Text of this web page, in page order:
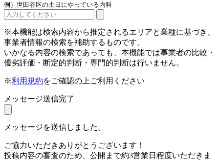
例）世田谷区の土日にやっている内科
※本機能は検索内容から推定されるエリアと業種に基づき、
事業者情報の検索を補助するものです。
いかなる内容の検索であっても、本機能では事業者の比較・
優劣評価・断定的判断・専門的判断は行いません。
※利用規約をご確認の上ご利用ください
メッセージ送信完了
メッセージを送信しました。
ご協力いただきありがとうございます！
投稿内容の審査のため、公開まで約3営業日程度いただきま